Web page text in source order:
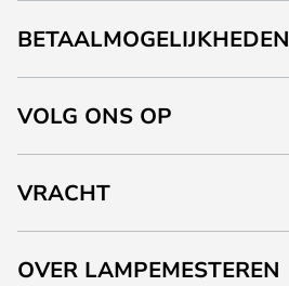
BETAALMOGELIJKHEDEN
VOLG ONS OP
VRACHT
OVER LAMPEMESTEREN